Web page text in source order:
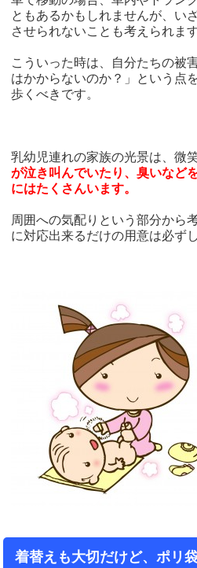
ともあるかもしれませんが、い
させられないことも考えられます
こういった時は、自分たちの被
はかからないのか？」という点
歩くべきです。
乳幼児連れの家族の光景は、微
が泣き叫んでいたり、臭いなど
にはたくさんいます。
周囲への気配りという部分から
に対応出来るだけの用意は必ず
着替えも大切だけど、ポリ